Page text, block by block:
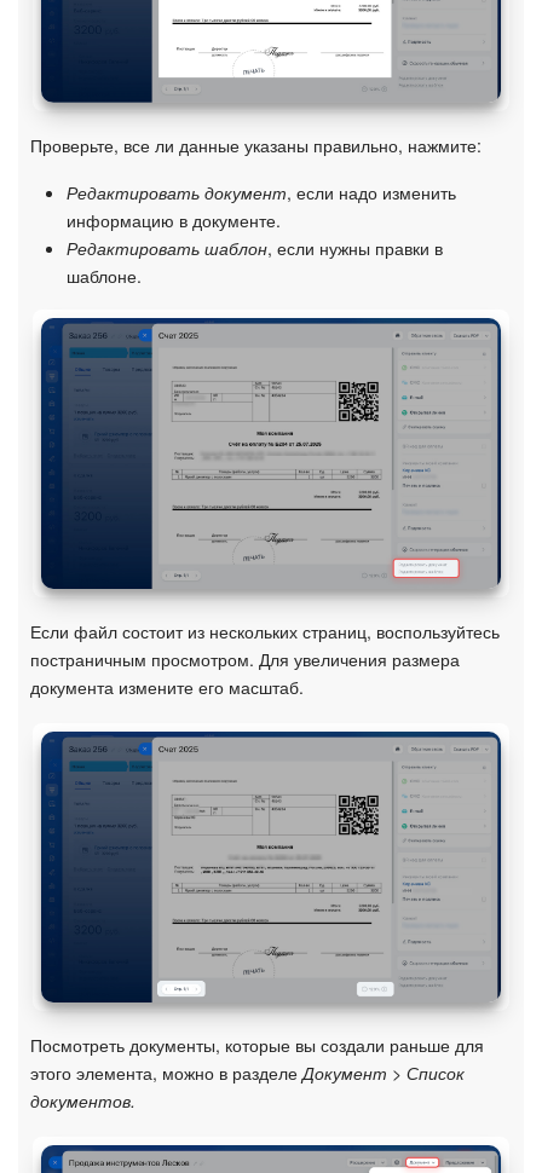
Центр продаж
Аналитика
BI Конструктор
Автоматизация
Интеграция 1С и Битрикс24
Сотрудники
Бизнес-процессы
Маркетплейс
Контакт-центр
Настройки
Виджет сотрудника
Телефония
Филиальная сеть
Приложение Битрикс24
Общие вопросы
Битрикс24 в коробке
Изменения в статьях (архив)
ПОЛУЧИТЬ БЕСПЛАТНО
ВХОД
Проверьте, все ли данные указаны правильно, нажмите:
Редактировать документ, если надо изменить
информацию в документе.
Редактировать шаблон, если нужны правки в
шаблоне.
Если файл состоит из нескольких страниц, воспользуйтесь
постраничным просмотром. Для увеличения размера
документа измените его масштаб.
Посмотреть документы, которые вы создали раньше для
этого элемента, можно в разделе Документ > Список
документов.